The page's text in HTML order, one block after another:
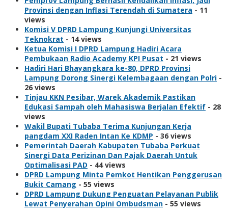
Provinsi dengan Inflasi Terendah di Sumatera - 11
views
Komisi V DPRD Lampung Kunjungi Universitas
Teknokrat - 14 views
Ketua Komisi I DPRD Lampung Hadiri Acara
Pembukaan Radio Academy KPI Pusat - 21 views
Hadiri Hari Bhayangkara ke-80, DPRD Provinsi
Lampung Dorong Sinergi Kelembagaan dengan Polri -
26 views
Tinjau KKN Pesibar, Warek Akademik Pastikan
Edukasi Sampah oleh Mahasiswa Berjalan Efektif - 28
views
Wakil Bupati Tubaba Terima Kunjungan Kerja
pangdam XXI Raden Intan Ke KDMP - 36 views
Pemerintah Daerah Kabupaten Tubaba Perkuat
Sinergi Data Perizinan Dan Pajak Daerah Untuk
Optimalisasi PAD - 44 views
DPRD Lampung Minta Pemkot Hentikan Penggerusan
Bukit Camang - 55 views
DPRD Lampung Dukung Penguatan Pelayanan Publik
Lewat Penyerahan Opini Ombudsman - 55 views